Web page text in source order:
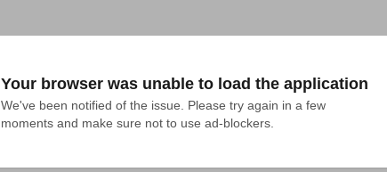
Your browser was unable to load the application
We've been notified of the issue. Please try again in a few
moments and make sure not to use ad-blockers.